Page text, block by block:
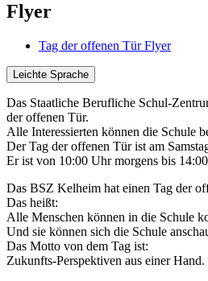
Flyer
Tag der offenen Tür Flyer
Leichte Sprache
Das Staatliche Berufliche Schul-
der offenen Tür.
Alle Interessierten können die Schule
Der Tag der offenen Tür ist am
Er ist von 10:00 Uhr morgens bis
Das BSZ Kelheim hat einen Tag der
Das heißt:
Alle Menschen können in die Schule
Und sie können sich die Schule
Das Motto von dem Tag ist:
Zukunfts-Perspektiven aus einer Hand.